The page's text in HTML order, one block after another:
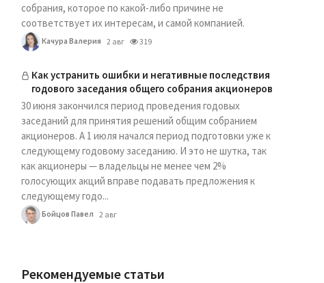
собрания, которое по какой-либо причине не
соответствует их интересам, и самой компанией.
Качура Валерия 2 авг 319
Как устранить ошибки и негативные последствия
годового заседания общего собрания акционеров
30 июня закончился период проведения годовых
заседаний для принятия решений общим собранием
акционеров. А 1 июля начался период подготовки уже к
следующему годовому заседанию. И это не шутка, так
как акционеры — владельцы не менее чем 2%
голосующих акций вправе подавать предложения к
следующему годо...
Бойцов Павел 2 авг
Рекомендуемые статьи